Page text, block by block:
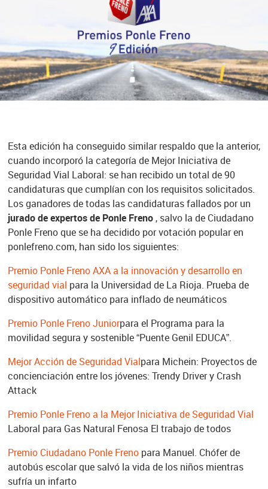
Esta edición ha conseguido similar respaldo que la anterior,
cuando incorporó la categoría de Mejor Iniciativa de
Seguridad Vial Laboral: se han recibido un total de 90
candidaturas que cumplían con los requisitos solicitados.
Los ganadores de todas las candidaturas fallados por un
jurado de expertos de Ponle Freno, salvo la de Ciudadano
Ponle Freno que se ha decidido por votación popular en
ponlefreno.com, han sido los siguientes:
Premio Ponle Freno AXA a la innovación y desarrollo en
seguridad vial para la Universidad de La Rioja. Prueba de
dispositivo automático para inflado de neumáticos
Premio Ponle Freno Juniorpara el Programa para la
movilidad segura y sostenible “Puente Genil EDUCA”.
Mejor Acción de Seguridad Vialpara Michein: Proyectos de
concienciación entre los jóvenes: Trendy Driver y Crash
Attack
Premio Ponle Freno a la Mejor Iniciativa de Seguridad Vial
Laboral para Gas Natural Fenosa El trabajo de todos
Premio Ciudadano Ponle Frenopara Manuel. Chófer de
autobús escolar que salvó la vida de los niños mientras
sufría un infarto